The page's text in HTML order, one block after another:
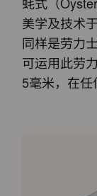
美学及技术
同样是劳力
可运用此劳
5毫米，在任